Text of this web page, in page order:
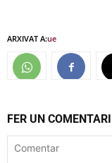
ARXIVAT A:ue
FER UN COMENTARI